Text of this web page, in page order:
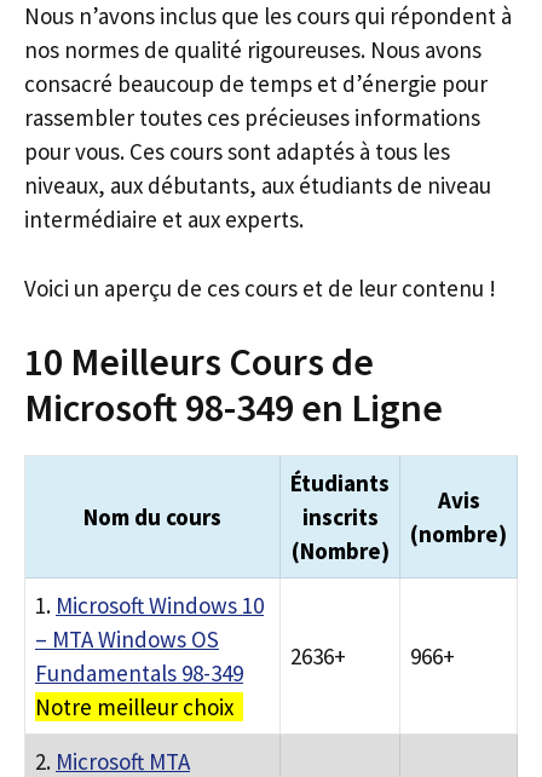
Nous n’avons inclus que les cours qui répondent à
nos normes de qualité rigoureuses. Nous avons
consacré beaucoup de temps et d’énergie pour
rassembler toutes ces précieuses informations
pour vous. Ces cours sont adaptés à tous les
niveaux, aux débutants, aux étudiants de niveau
intermédiaire et aux experts.
Voici un aperçu de ces cours et de leur contenu !
10 Meilleurs Cours de
Microsoft 98-349 en Ligne
Nom du cours
Étudiants
inscrits
(Nombre)
Avis
(nombre)
1. Microsoft Windows 10
– MTA Windows OS
Fundamentals 98-349
Notre meilleur choix
2636+ 966+
2. Microsoft MTA